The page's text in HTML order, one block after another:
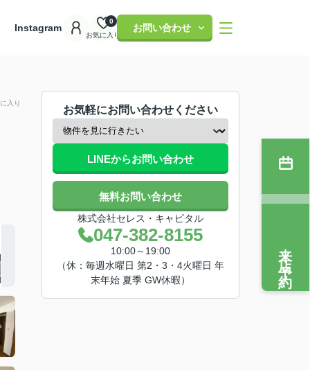
Instagram
お気に入り
0
お問い合わせ
入り
お気軽にお問い合わせください
LINEからお問い合わせ
無料お問い合わせ
株式会社セレス・キャピタル
047-382-8155
10:00～19:00
（休：毎週水曜日 第2・3・4火曜日 年
末年始 夏季 GW休暇）
来店予約